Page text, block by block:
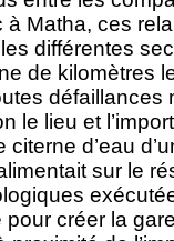
à Matha, ces
différentes
de kilomètres
le lieu et
citerne d’eau
sur le
pour créer la